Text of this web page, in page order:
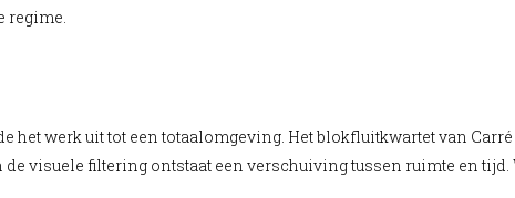
regime.
het werk uit tot een totaalomgeving. Het blokfluitkwartet van
visuele filtering ontstaat een verschuiving tussen ruimte en